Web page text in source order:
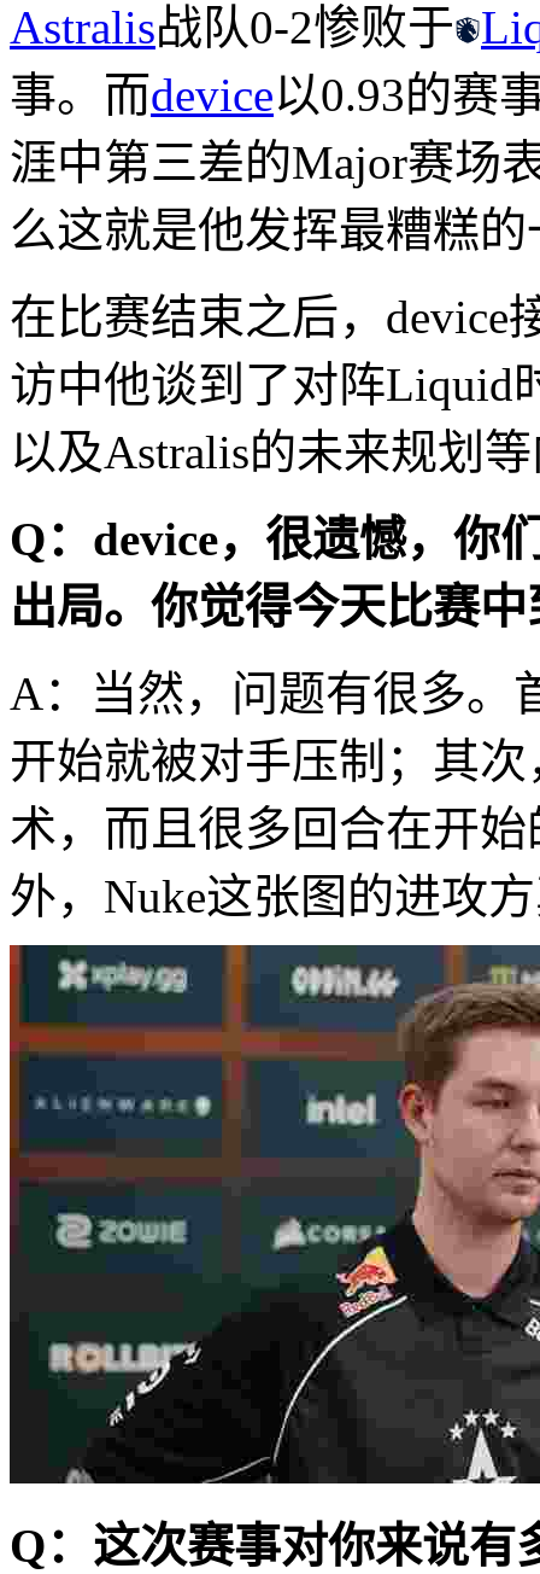
Astralis战队0-2惨败于
事。而device以0.93的赛
涯中第三差的Major赛场
么这就是他发挥最糟糕
在比赛结束之后，device
访中他谈到了对阵Liquid
以及Astralis的未来规划
Q：device，很遗憾，你
出局。你觉得今天比赛
A：当然，问题有很多。
开始就被对手压制；其
术，而且很多回合在开
外，Nuke这张图的进攻
Q：这次赛事对你来说有